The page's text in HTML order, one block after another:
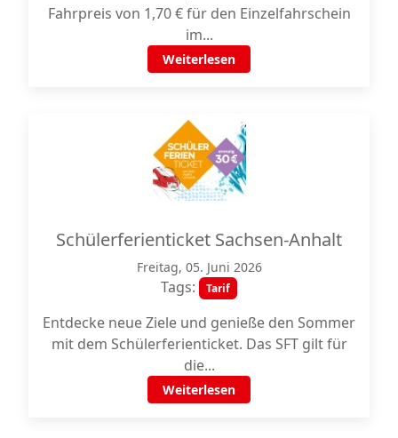
Fahrpreis von 1,70 € für den Einzelfahrschein
im...
Weiterlesen
Schülerferienticket Sachsen-Anhalt
Freitag, 05. Juni 2026
Tags: Tarif
Entdecke neue Ziele und genieße den Sommer
mit dem Schülerferienticket. Das SFT gilt für
die...
Weiterlesen